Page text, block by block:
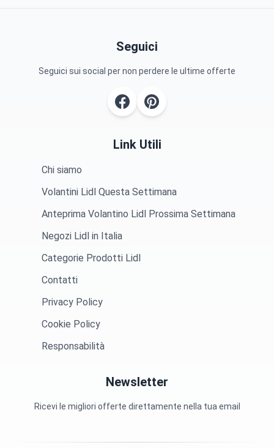
Seguici
Seguici sui social per non perdere le ultime offerte
Link Utili
Chi siamo
Volantini Lidl Questa Settimana
Anteprima Volantino Lidl Prossima Settimana
Negozi Lidl in Italia
Categorie Prodotti Lidl
Contatti
Privacy Policy
Cookie Policy
Responsabilità
Newsletter
Ricevi le migliori offerte direttamente nella tua email